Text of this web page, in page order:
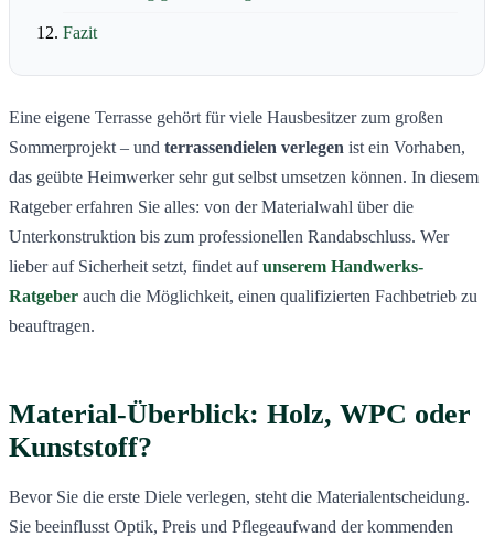
Fazit
Eine eigene Terrasse gehört für viele Hausbesitzer zum großen
Sommerprojekt – und terrassendielen verlegen ist ein Vorhaben,
das geübte Heimwerker sehr gut selbst umsetzen können. In diesem
Ratgeber erfahren Sie alles: von der Materialwahl über die
Unterkonstruktion bis zum professionellen Randabschluss. Wer
lieber auf Sicherheit setzt, findet aufunserem Handwerks-
Ratgeber auch die Möglichkeit, einen qualifizierten Fachbetrieb zu
beauftragen.
Material-Überblick: Holz, WPC oder
Kunststoff?
Bevor Sie die erste Diele verlegen, steht die Materialentscheidung.
Sie beeinflusst Optik, Preis und Pflegeaufwand der kommenden